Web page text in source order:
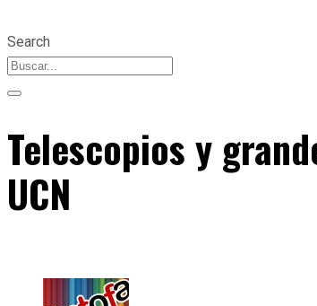
Search
Telescopios y
UCN